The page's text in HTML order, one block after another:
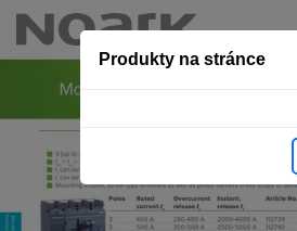
Produkty na stránce